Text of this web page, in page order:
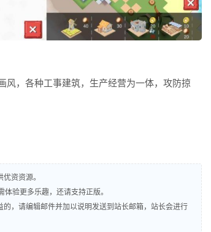
风，各种工事建筑，生产经营为一体，攻防掠
资资源。
验更多乐趣，还请支持正版。
，请编辑邮件并加以说明发送到站长邮箱，站长会进行